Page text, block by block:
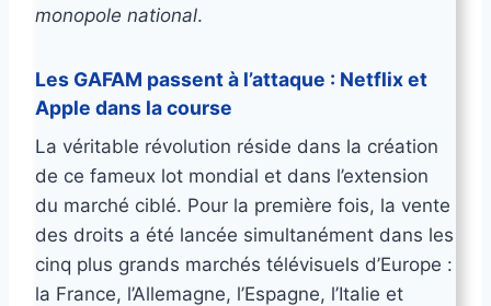
monopole national.
Les GAFAM passent à l’attaque : Netflix et
Apple dans la course
La véritable révolution réside dans la création
de ce fameux lot mondial et dans l’extension
du marché ciblé. Pour la première fois, la vente
des droits a été lancée simultanément dans les
cinq plus grands marchés télévisuels d’Europe :
la France, l’Allemagne, l’Espagne, l’Italie et